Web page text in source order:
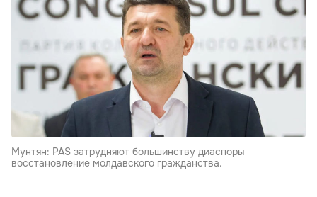
Мунтян: PAS затрудняют большинству диаспоры
восстановление молдавского гражданства.